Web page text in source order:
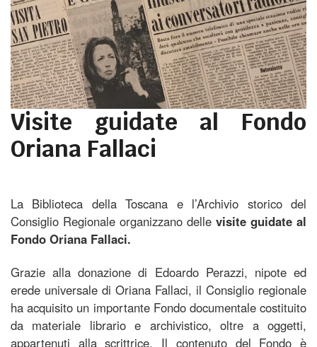
Visite guidate al Fondo
Oriana Fallaci
La Biblioteca della Toscana e l’Archivio storico del
Consiglio Regionale organizzano delle visite guidate al
Fondo Oriana Fallaci.
Grazie alla donazione di Edoardo Perazzi, nipote ed
erede universale di Oriana Fallaci, il Consiglio regionale
ha acquisito un importante Fondo documentale costituito
da materiale librario e archivistico, oltre a oggetti,
appartenuti alla scrittrice. Il contenuto del Fondo è